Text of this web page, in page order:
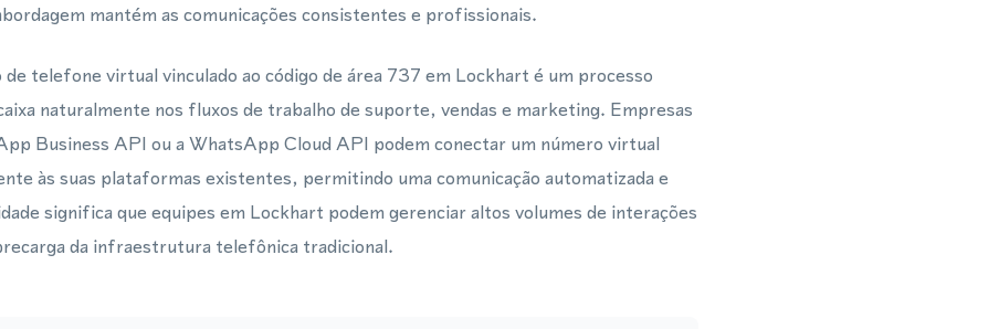
mantém as comunicações consistentes e profissionais.
telefone virtual vinculado ao código de área 737 em Lockhart é um processo
naturalmente nos fluxos de trabalho de suporte, vendas e marketing. Empresas
Business API ou a WhatsApp Cloud API podem conectar um número virtual
às suas plataformas existentes, permitindo uma comunicação automatizada e
significa que equipes em Lockhart podem gerenciar altos volumes de interações
da infraestrutura telefônica tradicional.